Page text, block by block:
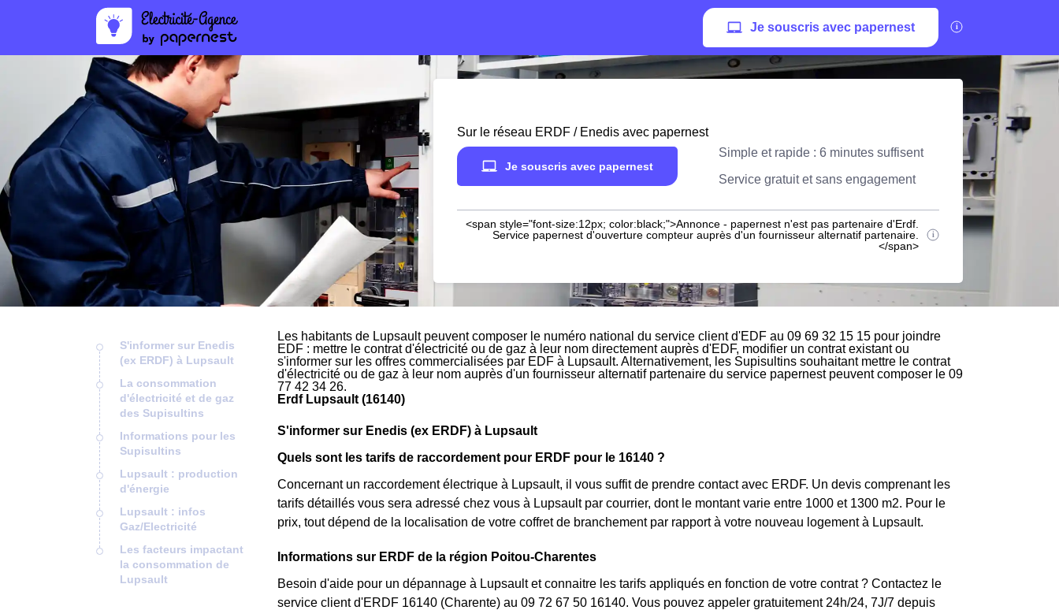
Je souscris avec papernest
Sur le réseau ERDF / Enedis avec papernest
Je souscris avec papernest
Simple et rapide : 6 minutes suffisent
Service gratuit et sans engagement
<span style="font-size:12px; color:black;">Annonce - papernest n'est pas partenaire d'Erdf.
Service papernest d'ouverture compteur auprès d'un fournisseur alternatif partenaire.
</span>
S'informer sur Enedis
(ex ERDF) à Lupsault
La consommation
d'électricité et de gaz
des Supisultins
Informations pour les
Supisultins
Lupsault : production
d'énergie
Lupsault : infos
Gaz/Electricité
Les facteurs impactant
la consommation de
Lupsault
Les habitants de Lupsault peuvent composer le numéro national du service client d'EDF au 09 69 32 15 15 pour joindre
EDF : mettre le contrat d'électricité ou de gaz à leur nom directement auprès d'EDF, modifier un contrat existant ou
s'informer sur les offres commercialisées par EDF à Lupsault. Alternativement, les Supisultins souhaitant mettre le contrat
d'électricité ou de gaz à leur nom auprès d'un fournisseur alternatif partenaire du service papernest peuvent composer le 09
77 42 34 26.
Erdf Lupsault (16140)
S'informer sur Enedis (ex ERDF) à Lupsault
Quels sont les tarifs de raccordement pour ERDF pour le 16140 ?
Concernant un raccordement électrique à Lupsault, il vous suffit de prendre contact avec ERDF. Un devis comprenant les
tarifs détaillés vous sera adressé chez vous à Lupsault par courrier, dont le montant varie entre 1000 et 1300 m2. Pour le
prix, tout dépend de la localisation de votre coffret de branchement par rapport à votre nouveau logement à Lupsault.
Informations sur ERDF de la région Poitou-Charentes
Besoin d'aide pour un dépannage à Lupsault et connaitre les tarifs appliqués en fonction de votre contrat ? Contactez le
service client d'ERDF 16140 (Charente) au 09 72 67 50 16140. Vous pouvez appeler gratuitement 24h/24, 7J/7 depuis